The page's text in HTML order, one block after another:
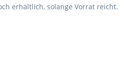
erhältlich, solange Vorrat reicht.